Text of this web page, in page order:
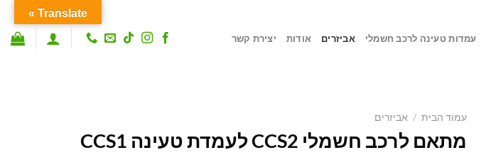
עמדות טעינה לרכב חשמלי אביזרים אודות יצירת קשר
עמוד הבית / אביזרים
מתאם לרכב חשמלי CCS2 לעמדת טעינה CCS1
Translate »